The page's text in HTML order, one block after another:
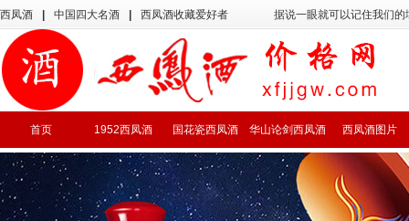
西凤酒 中国四大名酒 西凤酒收藏爱好者 据说一眼就可以记住我们
首页 1952西凤酒 国花瓷西凤酒 华山论剑西凤酒 西凤酒图片